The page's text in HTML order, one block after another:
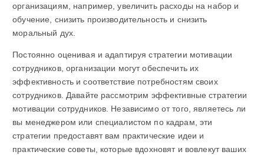
организациям, например, увеличить расходы на набор и
обучение, снизить производительность и снизить
моральный дух.
Постоянно оценивая и адаптируя стратегии мотивации
сотрудников, организации могут обеспечить их
эффективность и соответствие потребностям своих
сотрудников. Давайте рассмотрим эффективные стратегии
мотивации сотрудников. Независимо от того, являетесь ли
вы менеджером или специалистом по кадрам, эти
стратегии предоставят вам практические идеи и
практические советы, которые вдохновят и вовлекут ваших